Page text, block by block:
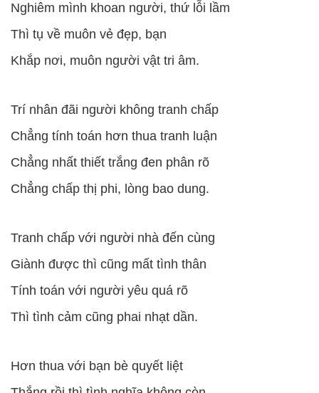
Nghiêm mình khoan người, thứ lỗi lầm
Thì tụ về muôn vẻ đẹp, bạn
Khắp nơi, muôn người vật tri âm.
Trí nhân đãi người không tranh chấp
Chẳng tính toán hơn thua tranh luận
Chẳng nhất thiết trắng đen phân rõ
Chẳng chấp thị phi, lòng bao dung.
Tranh chấp với người nhà đến cùng
Giành được thì cũng mất tình thân
Tính toán với người yêu quá rõ
Thì tình cảm cũng phai nhạt dần.
Hơn thua với bạn bè quyết liệt